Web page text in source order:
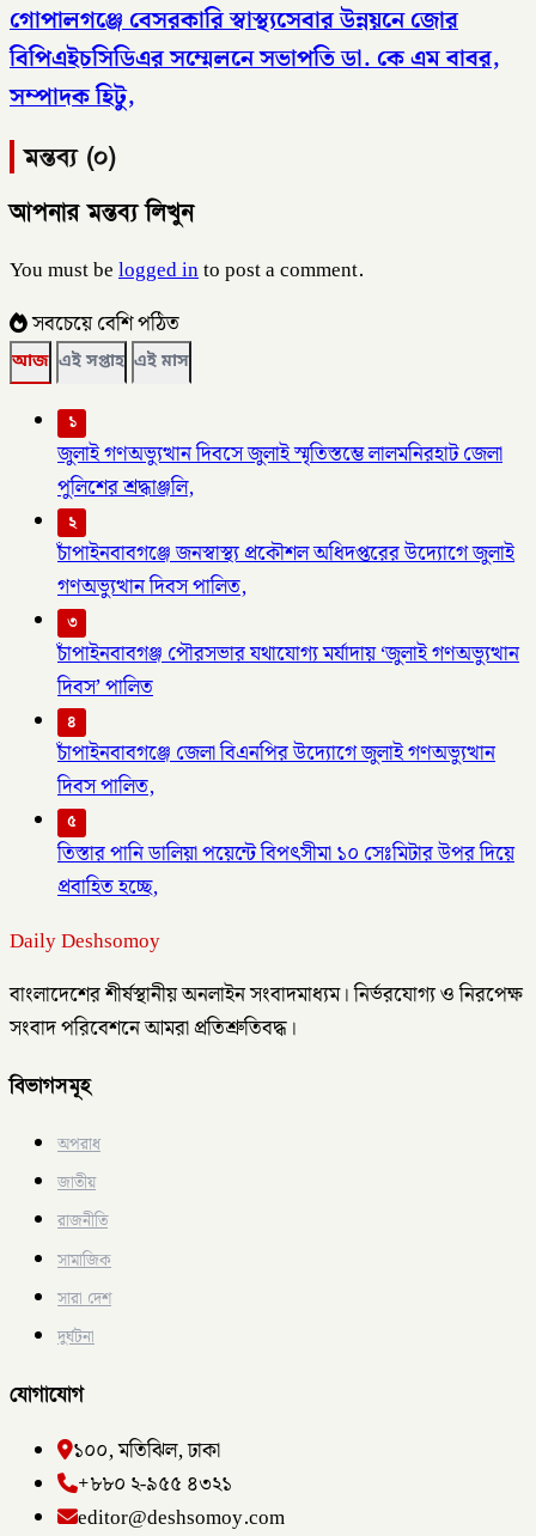
গোপালগঞ্জে বেসরকারি স্বাস্থ্যসেবার উন্নয়নে জোর
বিপিএইচসিডিএর সম্মেলনে সভাপতি ডা. কে এম বাবর,
সম্পাদক হিটু,
মন্তব্য (০)
আপনার মন্তব্য লিখুন
You must belogged into post a comment.
সবচেয়ে বেশি পঠিত
আজ এই সপ্তাহ এই মাস
১
জুলাই গণঅভ্যুত্থান দিবসে জুলাই স্মৃতিস্তম্ভে লালমনিরহাট জেলা
পুলিশের শ্রদ্ধাঞ্জলি,
২
চাঁপাইনবাবগঞ্জে জনস্বাস্থ্য প্রকৌশল অধিদপ্তরের উদ্যোগে জুলাই
গণঅভ্যুত্থান দিবস পালিত,
৩
চাঁপাইনবাবগঞ্জ পৌরসভার যথাযোগ্য মর্যাদায় ‘জুলাই গণঅভ্যুত্থান
দিবস’ পালিত
৪
চাঁপাইনবাবগঞ্জে জেলা বিএনপির উদ্যোগে জুলাই গণঅভ্যুত্থান
দিবস পালিত,
৫
তিস্তার পানি ডালিয়া পয়েন্টে বিপৎসীমা ১০ সেঃমিটার উপর দিয়ে
প্রবাহিত হচ্ছে,
Daily Deshsomoy
বাংলাদেশের শীর্ষস্থানীয় অনলাইন সংবাদমাধ্যম। নির্ভরযোগ্য ও নিরপেক্ষ
সংবাদ পরিবেশনে আমরা প্রতিশ্রুতিবদ্ধ।
বিভাগসমূহ
অপরাধ
জাতীয়
রাজনীতি
সামাজিক
সারা দেশ
দুর্ঘটনা
যোগাযোগ
১০০, মতিঝিল, ঢাকা
+৮৮০ ২-৯৫৫ ৪৩২১
editor@deshsomoy.com